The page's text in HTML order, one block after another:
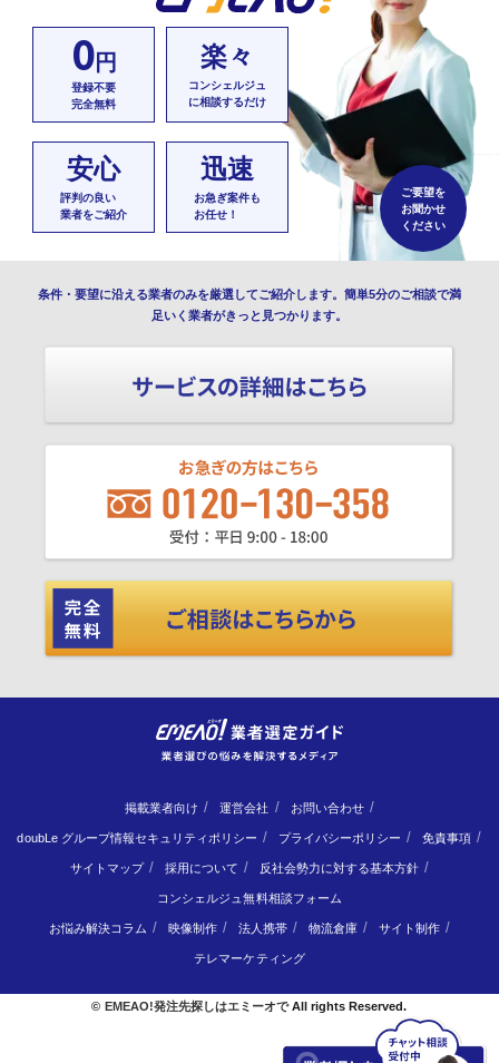
0円
登録不要
完全無料
楽々
コンシェルジュ
に相談するだけ
安心
評判の良い
業者をご紹介
迅速
お急ぎ案件も
お任せ！
ご要望を
お聞かせ
ください
条件・要望に沿える業者のみを厳選してご紹介します。簡単5分のご相談で満
足いく業者がきっと見つかります。
掲載業者向け 運営会社 お問い合わせ
doubLe グループ情報セキュリティポリシー プライバシーポリシー 免責事項
サイトマップ 採用について 反社会勢力に対する基本方針
コンシェルジュ無料相談フォーム
お悩み解決コラム 映像制作 法人携帯 物流倉庫 サイト制作
テレマーケティング
© EMEAO!発注先探しはエミーオでAll rights Reserved.